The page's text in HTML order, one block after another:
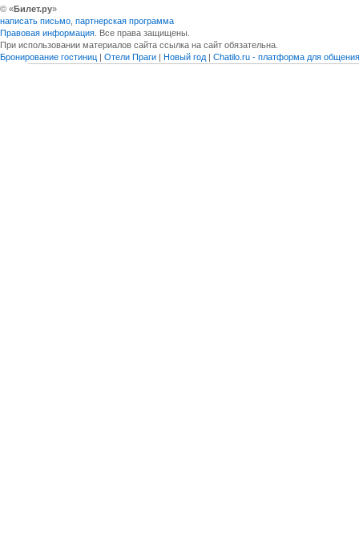
© «Билет.ру»
написать письмо партнерская программа
Правовая информация . Все права защищены.
При использовании материалов сайта ссылка на сайт обязательна.
Бронирование гостиниц | Отели Праги | Новый год | Chatilo.ru - платформа для